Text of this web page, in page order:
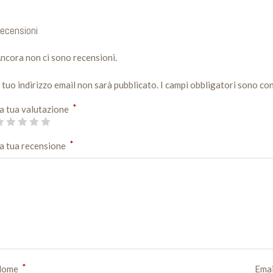
non ci sono recensioni.
indirizzo email non sarà pubblicato. I campi obbligatori sono
tua valutazione *
tua recensione *
*